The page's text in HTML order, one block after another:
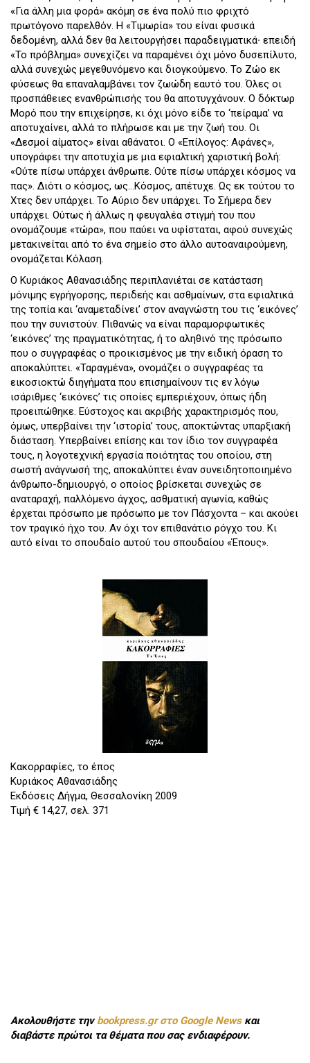
«Για άλλη μια φορά» ακόμη σε ένα πολύ πιο φριχτό
πρωτόγονο παρελθόν. Η «Τιμωρία» του είναι φυσικά
δεδομένη, αλλά δεν θα λειτουργήσει παραδειγματικά∙ επειδή
«Το πρόβλημα» συνεχίζει να παραμένει όχι μόνο δυσεπίλυτο,
αλλά συνεχώς μεγεθυνόμενο και διογκούμενο. Το Ζώο εκ
φύσεως θα επαναλαμβάνει τον ζωώδη εαυτό του. Όλες οι
προσπάθειες ενανθρώπισής του θα αποτυγχάνουν. Ο δόκτωρ
Μορό που την επιχείρησε, κι όχι μόνο είδε το ‘πείραμα’ να
αποτυχαίνει, αλλά το πλήρωσε και με την ζωή του. Οι
«Δεσμοί αίματος» είναι αθάνατοι. Ο «Επίλογος: Αφάνες»,
υπογράφει την αποτυχία με μια εφιαλτική χαριστική βολή:
«Ούτε πίσω υπάρχει άνθρωπε. Ούτε πίσω υπάρχει κόσμος να
πας». Διότι ο κόσμος, ως…Κόσμος, απέτυχε. Ως εκ τούτου το
Χτες δεν υπάρχει. Το Αύριο δεν υπάρχει. Το Σήμερα δεν
υπάρχει. Ούτως ή άλλως η φευγαλέα στιγμή του που
ονομάζουμε «τώρα», που παύει να υφίσταται, αφού συνεχώς
μετακινείται από το ένα σημείο στο άλλο αυτοαναιρούμενη,
ονομάζεται Κόλαση.
Ο Κυριάκος Αθανασιάδης περιπλανιέται σε κατάσταση
μόνιμης εγρήγορσης, περιδεής και ασθμαίνων, στα εφιαλτικά
της τοπία και ‘αναμεταδίνει’ στον αναγνώστη του τις ‘εικόνες’
που την συνιστούν. Πιθανώς να είναι παραμορφωτικές
‘εικόνες’ της πραγματικότητας, ή το αληθινό της πρόσωπο
που ο συγγραφέας ο προικισμένος με την ειδική όραση το
αποκαλύπτει. «Ταραγμένα», ονομάζει ο συγγραφέας τα
εικοσιοκτώ διηγήματα που επισημαίνουν τις εν λόγω
ισάριθμες ‘εικόνες’ τις οποίες εμπεριέχουν, όπως ήδη
προειπώθηκε. Εύστοχος και ακριβής χαρακτηρισμός που,
όμως, υπερβαίνει την ‘ιστορία’ τους, αποκτώντας υπαρξιακή
διάσταση. Υπερβαίνει επίσης και τον ίδιο τον συγγραφέα
τους, η λογοτεχνική εργασία ποιότητας του οποίου, στη
σωστή ανάγνωσή της, αποκαλύπτει έναν συνειδητοποιημένο
άνθρωπο-δημιουργό, ο οποίος βρίσκεται συνεχώς σε
αναταραχή, παλλόμενο άγχος, ασθματική αγωνία, καθώς
έρχεται πρόσωπο με πρόσωπο με τον Πάσχοντα – και ακούει
τον τραγικό ήχο του. Αν όχι τον επιθανάτιο ρόγχο του. Κι
αυτό είναι το σπουδαίο αυτού του σπουδαίου «Έπους».
Κακορραφίες, το έπος
Κυριάκος Αθανασιάδης
Εκδόσεις Δήγμα, Θεσσαλονίκη 2009
Τιμή € 14,27, σελ. 371
Ακολουθήστε τηνbookpress.gr στο Google Newsκαι
διαβάστε πρώτοι τα θέματα που σας ενδιαφέρουν.